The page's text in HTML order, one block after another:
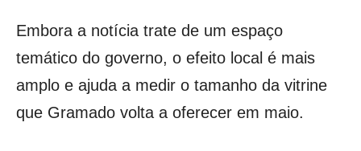
Embora a notícia trate de um espaço
temático do governo, o efeito local é mais
amplo e ajuda a medir o tamanho da vitrine
que Gramado volta a oferecer em maio.